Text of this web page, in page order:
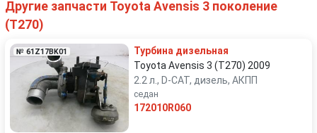
Другие запчасти Toyota Avensis 3 поколение
(T270)
№ 61Z17BK01
Турбина дизельная
Toyota Avensis 3 (T270) 2009
2.2 л., D-CAT, дизель, АКПП
седан
172010R060